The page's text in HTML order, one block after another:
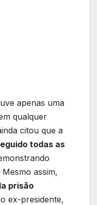
apenas uma
qualquer
citou que a
todas as
assim,
prisão
ex-presidente,